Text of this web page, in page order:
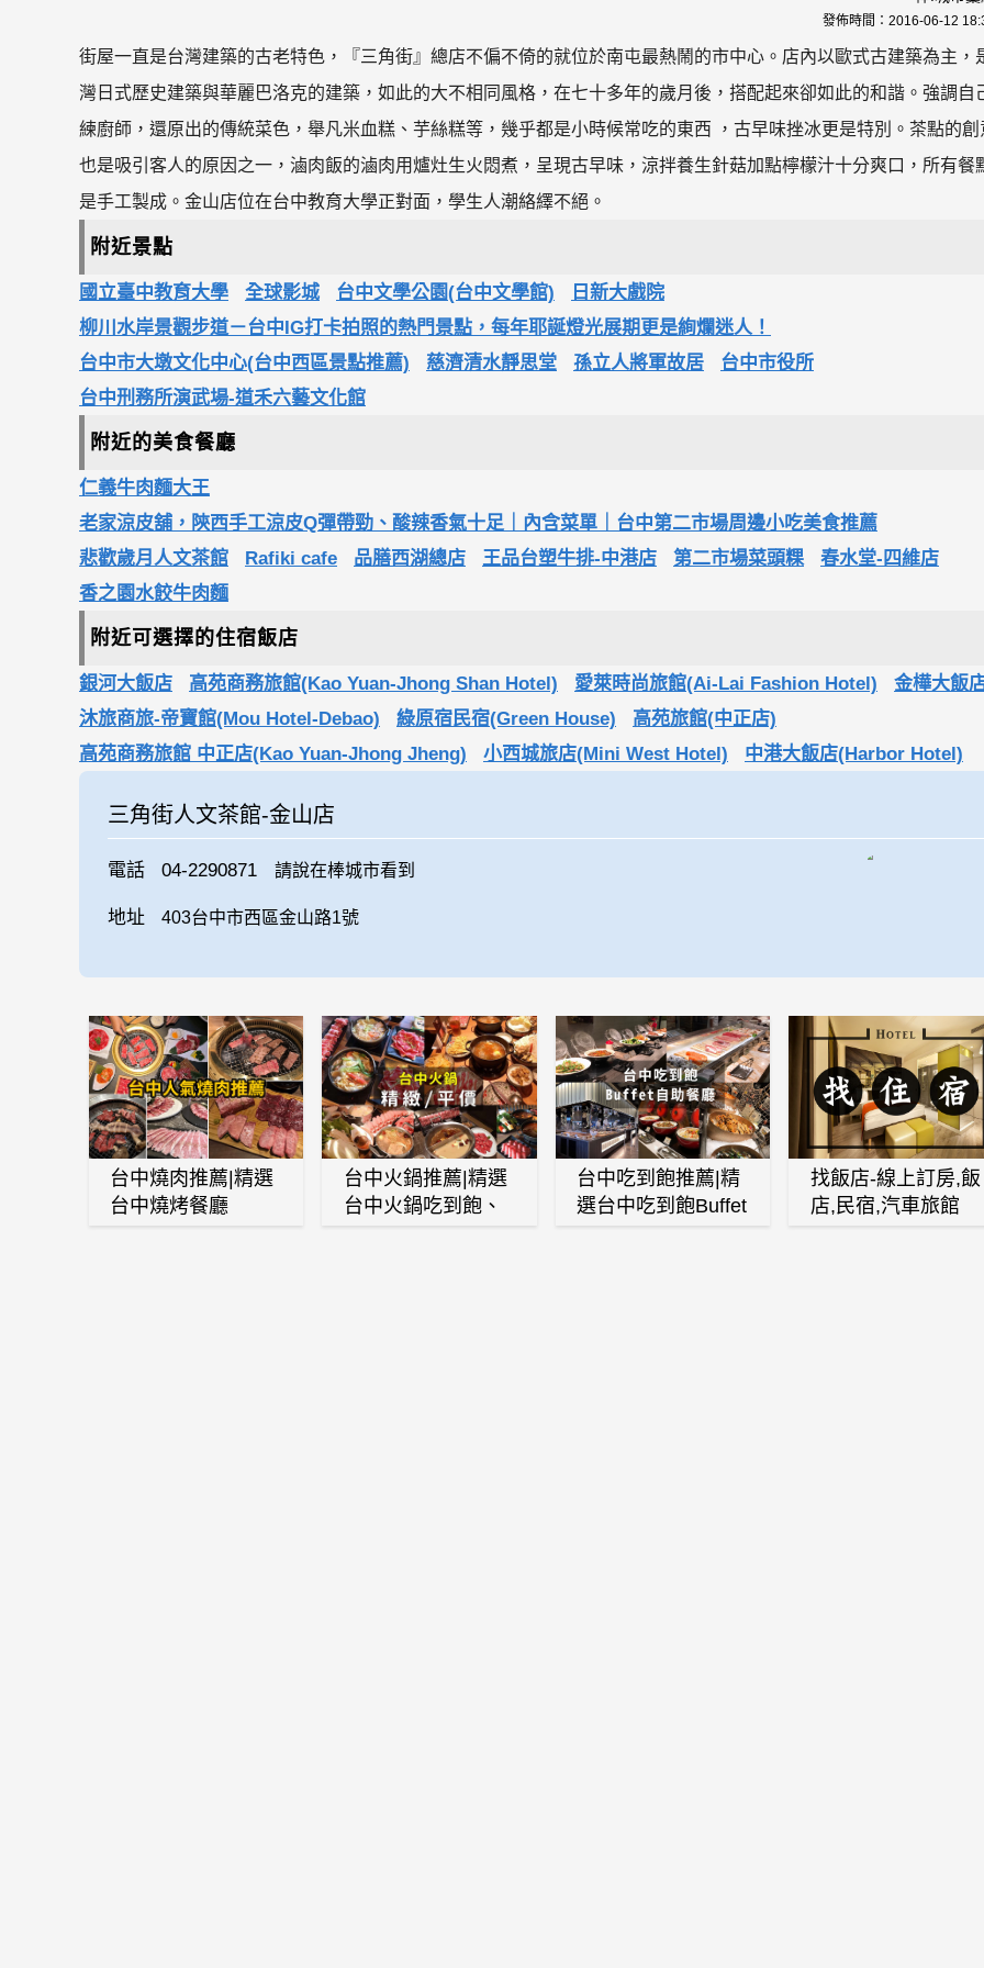
發佈時間： 2016-06-12
街屋一直是台灣建築的古老特色，『三角街』總店不偏不倚的就位於南屯最熱鬧的市中心。店內以歐式古建築為主，
灣日式歷史建築與華麗巴洛克的建築，如此的大不相同風格，在七十多年的歲月後，搭配起來卻如此的和諧。強調自
練廚師，還原出的傳統菜色，舉凡米血糕、芋絲糕等，幾乎都是小時候常吃的東西 ，古早味挫冰更是特別。茶點的創
也是吸引客人的原因之一，滷肉飯的滷肉用爐灶生火悶煮，呈現古早味，涼拌養生針菇加點檸檬汁十分爽口，所有餐
是手工製成。金山店位在台中教育大學正對面，學生人潮絡繹不絕。
附近景點
國立臺中教育大學 全球影城 台中文學公園(台中文學館)
日新大戲院
柳川水岸景觀步道－台中IG打卡拍照的熱門景點，每年耶誕燈光展期更是絢爛迷人！
台中市大墩文化中心(台中西區景點推薦)
慈濟清水靜思堂 孫立人將軍故居
台中市役所
台中刑務所演武場-道禾六藝文化館
附近的美食餐廳
仁義牛肉麵大王
老家涼皮舖，陝西手工涼皮Q彈帶勁、酸辣香氣十足｜內含菜單｜台中第二市場周邊小吃美食推薦
悲歡歲月人文茶館
Rafiki cafe 品膳西湖總店 王品台塑牛排-中港店 第二市場菜頭粿
春水堂-四維店
香之園水餃牛肉麵
附近可選擇的住宿飯店
銀河大飯店 高苑商務旅館(Kao Yuan-Jhong Shan Hotel) 愛萊時尚旅館(Ai-Lai Fashion Hotel)
金樺大飯
沐旅商旅-帝寶館(Mou Hotel-Debao)
綠原宿民宿(Green House)
高苑旅館(中正店)
高苑商務旅館 中正店(Kao Yuan-Jhong Jheng)
小西城旅店(Mini West Hotel) 中港大飯店(Harbor Hotel)
三角街人文茶館-金山店
電話 04-2290871 請說在棒城市看到
地址 403台中市西區金山路1號
台中燒肉推薦|精選
台中燒烤餐廳
台中火鍋推薦|精選
台中火鍋吃到飽、
台中吃到飽推薦|精
選台中吃到飽Buffet
找飯店-線上訂房,飯
店,民宿,汽車旅館